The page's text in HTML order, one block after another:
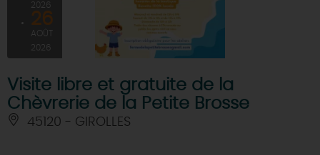
2026
26
AOÛT
2026
Visite libre et gratuite de la
Chèvrerie de la Petite Brosse
45120 - GIROLLES